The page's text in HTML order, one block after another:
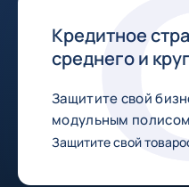
Кредитное
среднего и
Защитите свой
модульным
Защитите свой